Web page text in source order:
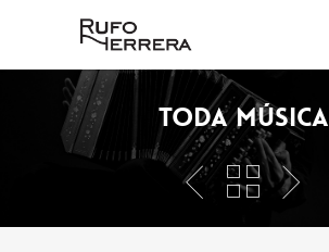
Toda Música